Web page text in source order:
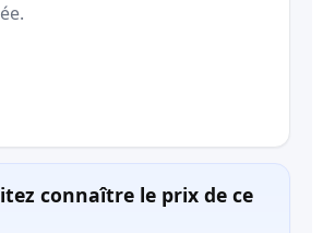
connaître le prix de ce